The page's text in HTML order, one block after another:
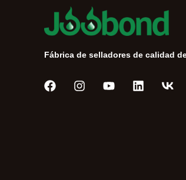
Fábrica de selladores de calidad